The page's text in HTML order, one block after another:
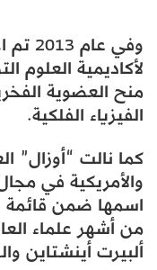
وفي
منح العضوية
الفيزياء الفلكية.
كما نالت “أوزال”
والأمريكية في
من أشهر علماء
ألبيرت أينشتاين